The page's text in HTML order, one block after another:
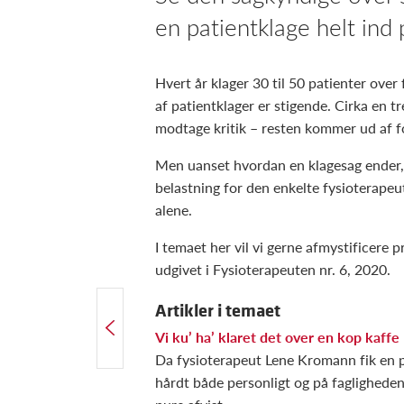
en patientklage helt ind
Hvert år klager 30 til 50 patienter
af patientklager er stigende. Cirka en
modtage kritik – resten kommer ud af
Men uanset hvordan en klagesag
belastning for den enkelte
alene.
I temaet her vil vi gerne afmystificere
udgivet i Fysioterapeuten nr. 6, 2020.
Artikler i temaet
Vi ku’ ha’ klaret det over en kop kaffe
Da fysioterapeut Lene Kromann fik en
hårdt både personligt og på
FORRIGE ARTIKEL
Bedre træningstilbud til skulderpatienter